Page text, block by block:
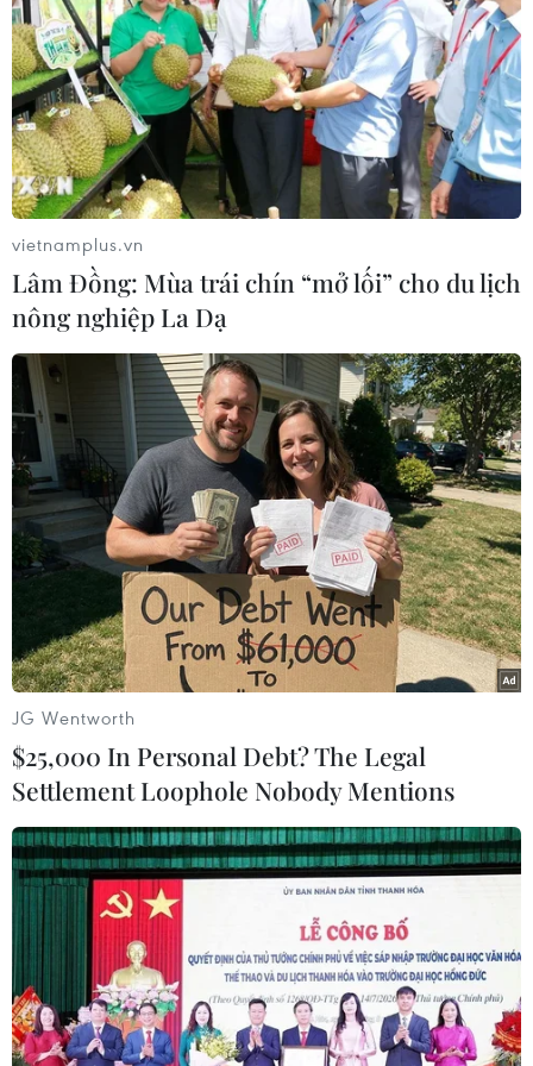
NATO ở thủ đô Kabul.
Afghanistan: Phiến quân Taliban giết hại
hàng chục dân thường
26/10/2016 07:50
Giới chức Afghanistan đang tiến hành cuộc điều tra vụ
việc các phiến quân Taliban giết hại ít nhất 36 dân
thường tại tỉnh này vào đêm 25/10.
vietnamplus.vn
Lâm Đồng: Mùa trái chín “mở lối” cho du lịch
nông nghiệp La Dạ
JG Wentworth
$25,000 In Personal Debt? The Legal
Settlement Loophole Nobody Mentions